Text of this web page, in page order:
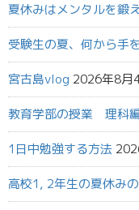
夏休みはメンタルを鍛
受験生の夏、何から手
宮古島vlog 2026年8月
教育学部の授業 理科
1日中勉強する方法
高校1, 2年生の夏休み